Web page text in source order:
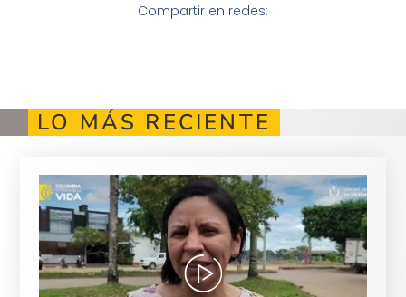
Compartir en redes:
LO MÁS RECIENTE